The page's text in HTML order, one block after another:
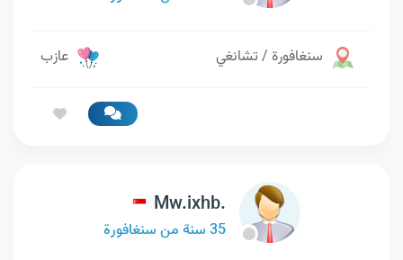
سنغافورة / تشانغي عازب
Mw.ixhb.
35 سنة من سنغافورة